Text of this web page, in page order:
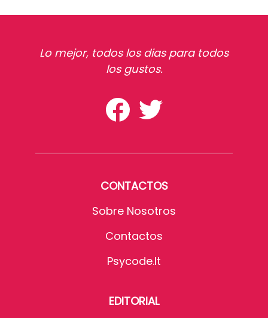
Lo mejor, todos los dias para todos
los gustos.
CONTACTOS
Sobre Nosotros
Contactos
Psycode.it
EDITORIAL